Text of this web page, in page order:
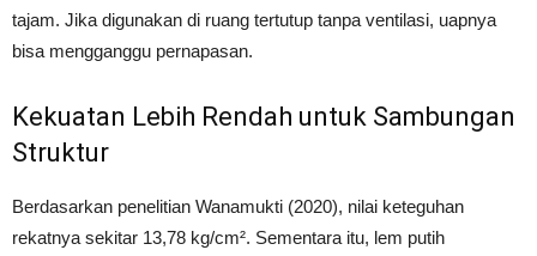
tajam. Jika digunakan di ruang tertutup tanpa ventilasi, uapnya
bisa mengganggu pernapasan.
Kekuatan Lebih Rendah untuk Sambungan
Struktur
Berdasarkan penelitian Wanamukti (2020), nilai keteguhan
rekatnya sekitar 13,78 kg/cm². Sementara itu, lem putih